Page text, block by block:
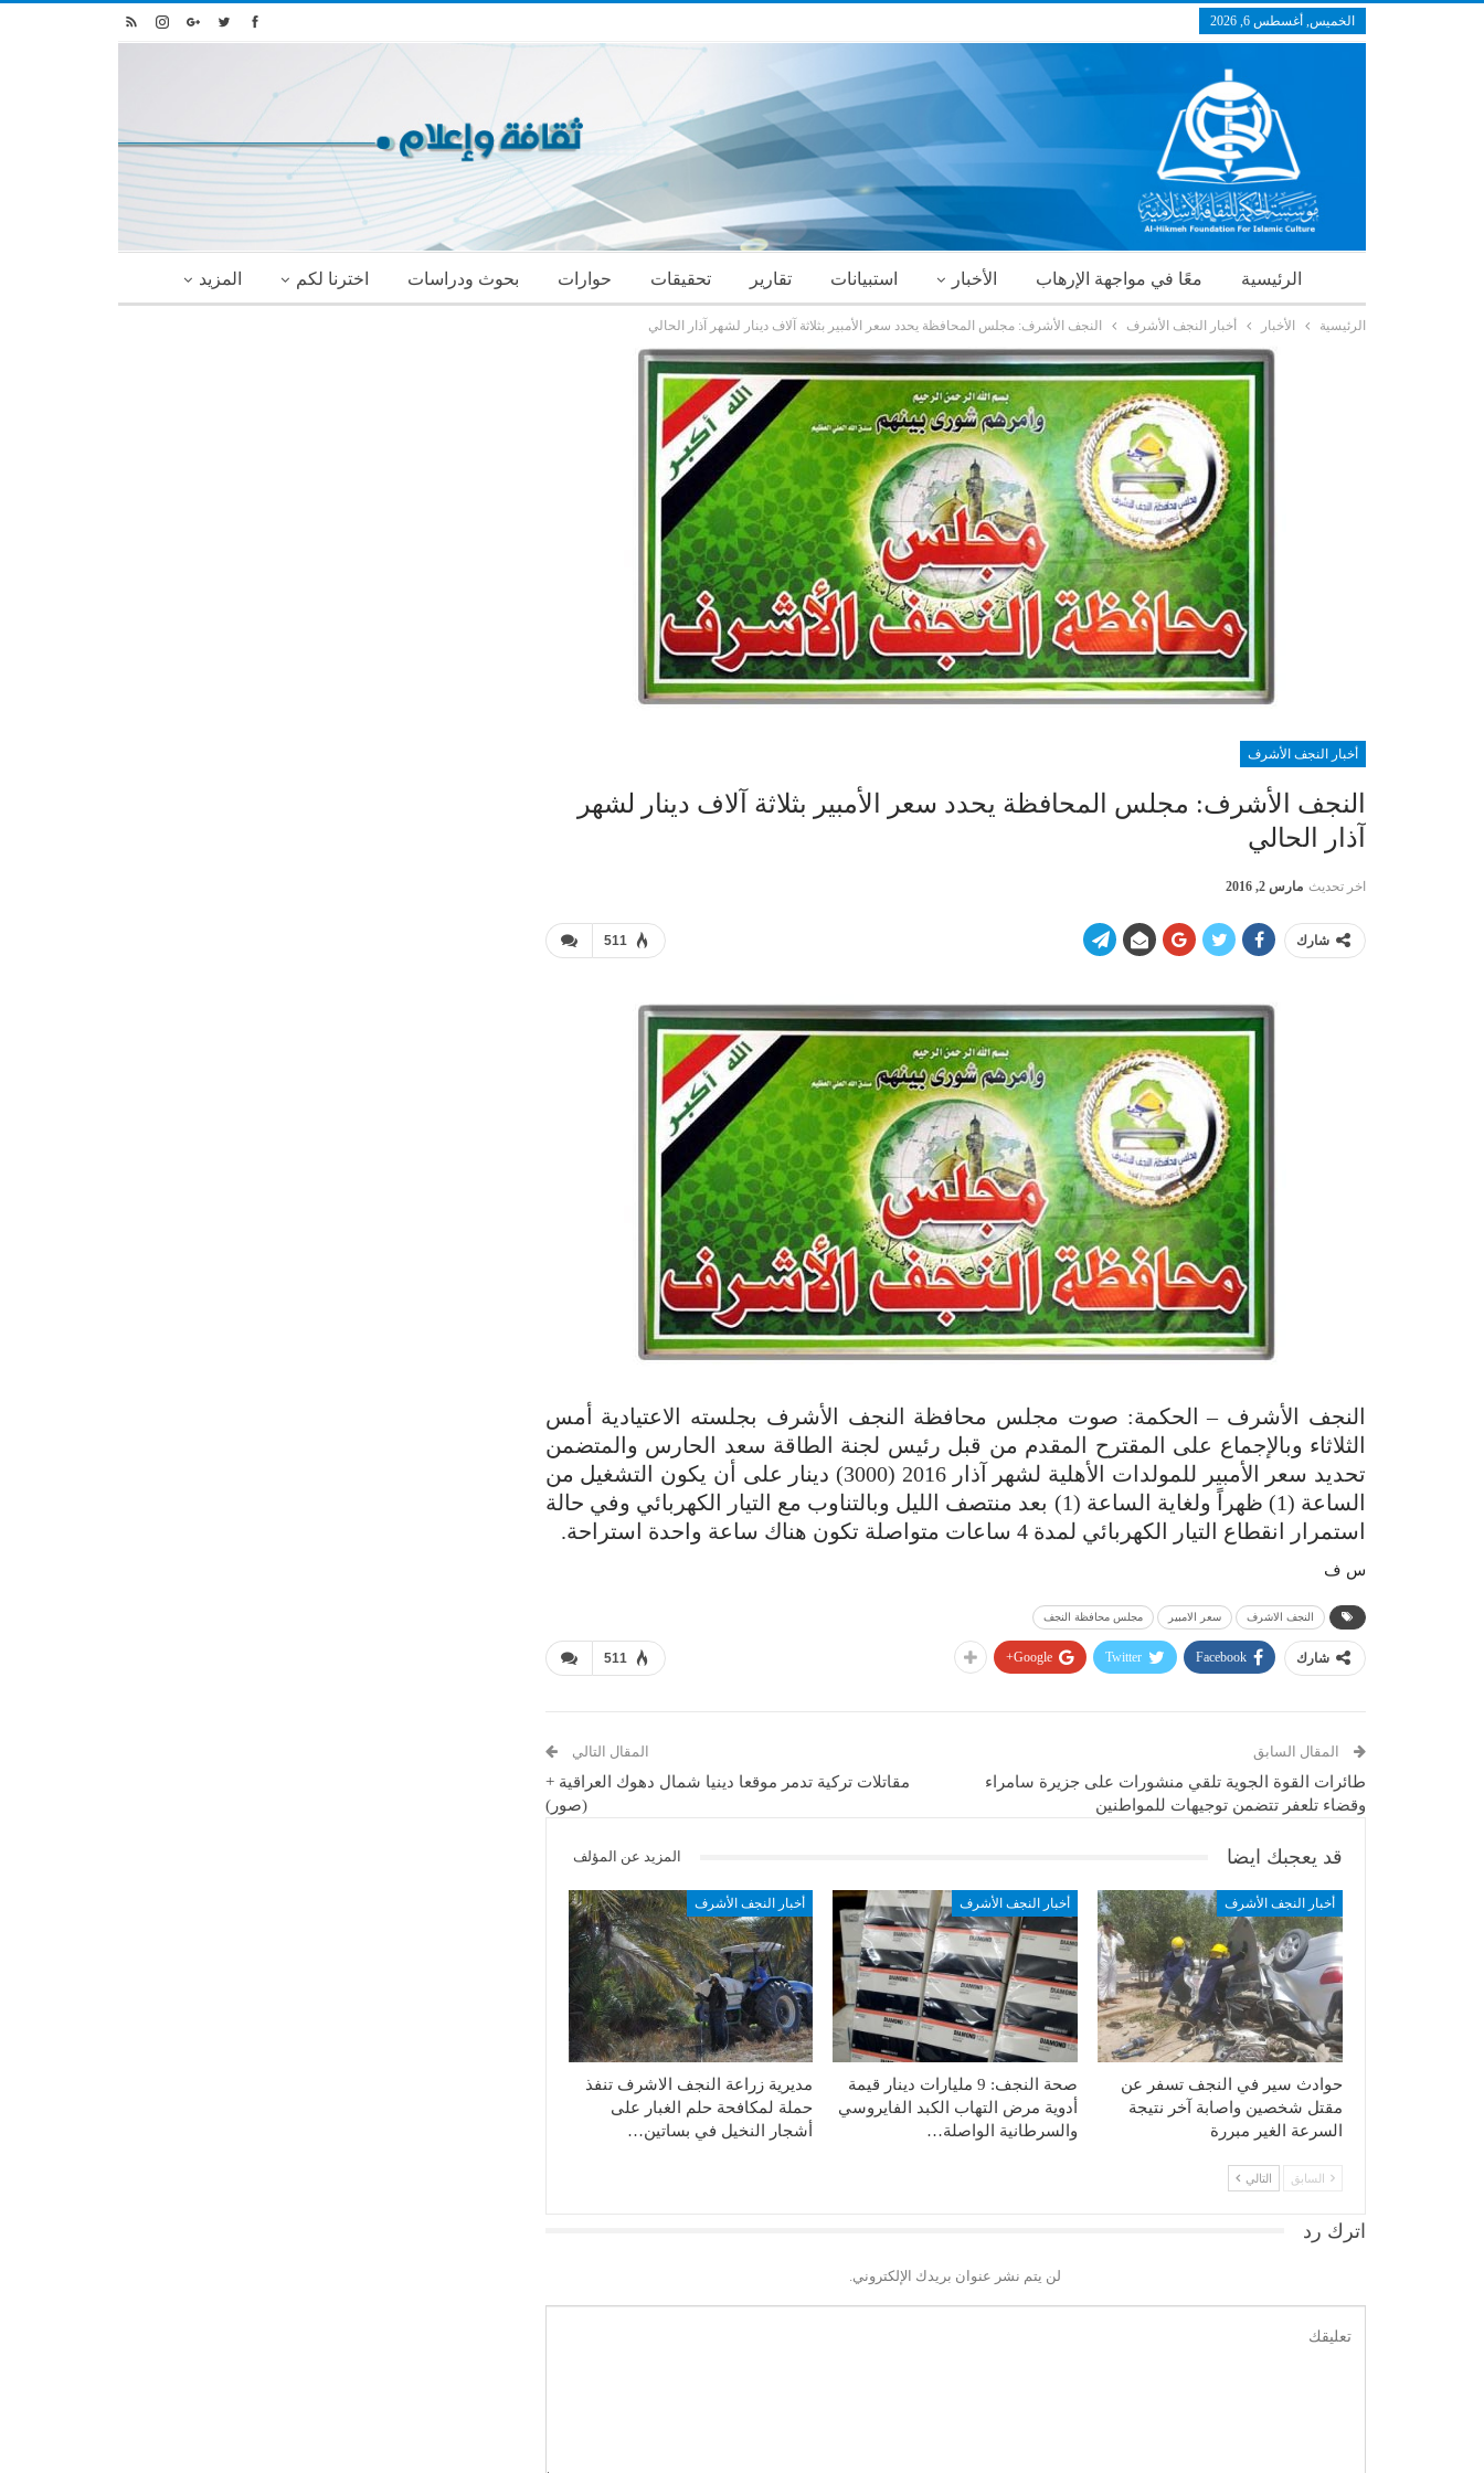
الخميس, أغسطس 6, 2026
الرئيسية معًا في مواجهة الإرهاب الأخبار استبيانات تقارير تحقيقات حوارات بحوث ودراسات اخترنا لكم المزيد
الرئيسية الأخبار أخبار النجف الأشرف النجف الأشرف: مجلس المحافظة يحدد سعر الأمبير بثلاثة آلاف دينار لشهر آذار الحالي
أخبار النجف الأشرف
النجف الأشرف: مجلس المحافظة يحدد سعر الأمبير بثلاثة آلاف دينار لشهر
آذار الحالي
اخر تحديث مارس 2, 2016
511 شارك
النجف الأشرف – الحكمة: صوت مجلس محافظة النجف الأشرف بجلسته الاعتيادية أمس
الثلاثاء وبالإجماع على المقترح المقدم من قبل رئيس لجنة الطاقة سعد الحارس والمتضمن
تحديد سعر الأمبير للمولدات الأهلية لشهر آذار 2016 (3000) دينار على أن يكون التشغيل من
الساعة (1) ظهراً ولغاية الساعة (1) بعد منتصف الليل وبالتناوب مع التيار الكهربائي وفي حالة
استمرار انقطاع التيار الكهربائي لمدة 4 ساعات متواصلة تكون هناك ساعة واحدة استراحة.
س ف
النجف الاشرف سعر الامبير مجلس محافظة النجف
511 شارك Facebook
Twitter
Google+
المقال السابق
طائرات القوة الجوية تلقي منشورات على جزيرة سامراء
وقضاء تلعفر تتضمن توجيهات للمواطنين
المقال التالي
مقاتلات تركية تدمر موقعا دينيا شمال دهوك العراقية +
(صور)
قد يعجبك ايضا المزيد عن المؤلف
أخبار النجف الأشرف
حوادث سير في النجف تسفر عن
مقتل شخصين واصابة آخر نتيجة
السرعة الغير مبررة
أخبار النجف الأشرف
صحة النجف: 9 مليارات دينار قيمة
أدوية مرض التهاب الكبد الفايروسي
والسرطانية الواصلة…
أخبار النجف الأشرف
مديرية زراعة النجف الاشرف تنفذ
حملة لمكافحة حلم الغبار على
أشجار النخيل في بساتين…
السابق التالي
اترك رد
لن يتم نشر عنوان بريدك الإلكتروني.